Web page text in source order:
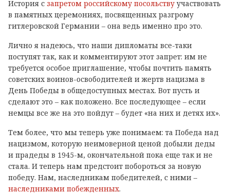
История с запретом российскому посольству участвовать
в памятных церемониях, посвященных разгрому
гитлеровской Германии – она ведь именно про это.
Лично я надеюсь, что наши дипломаты все-таки
поступят так, как и комментируют этот запрет: им не
требуется особое приглашение, чтобы почтить память
советских воинов-освободителей и жертв нацизма в
День Победы в общедоступных местах. Вот пусть и
сделают это – как положено. Все последующее – если
немцы все же на это пойдут – будет «на них и детях их».
Тем более, что мы теперь уже понимаем: та Победа над
нацизмом, которую неимоверной ценой добыли деды
и прадеды в 1945-м, окончательной пока еще так и не
стала. И теперь нам предстоит побороться за новую
победу. Нам, наследникам победителей, с ними –
наследниками побежденных.